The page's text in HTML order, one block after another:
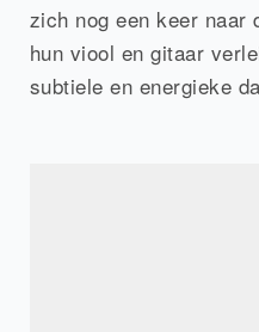
zich nog een keer naar
hun viool en gitaar
subtiele en energieke